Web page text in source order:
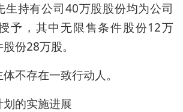
生持有公司40万股股份均为公司
予，其中无限售条件股份12万
份28万股。
不存在一致行动人。
的实施进展